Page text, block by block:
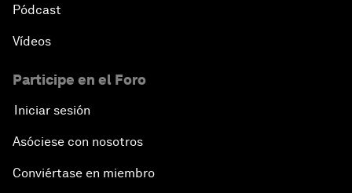
Pódcast
Vídeos
Participe en el Foro
Iniciar sesión
Asóciese con nosotros
Conviértase en miembro